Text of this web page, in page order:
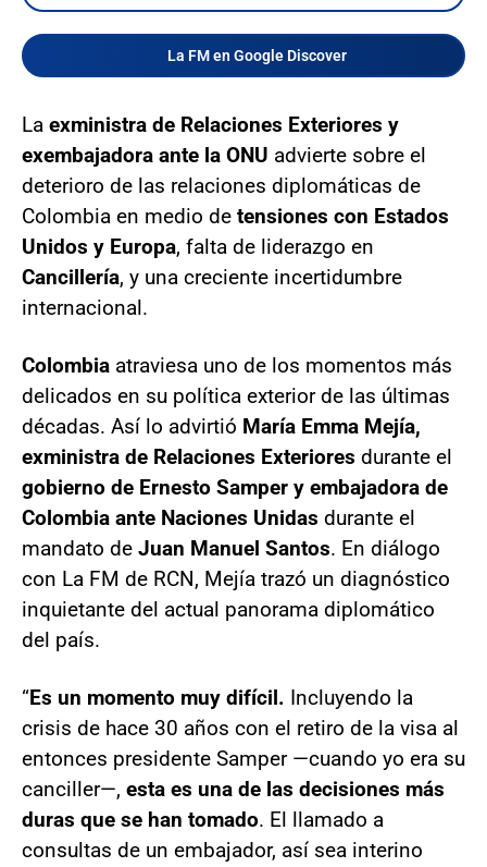
La FM en Google Discover
La exministra de Relaciones Exteriores y
exembajadora ante la ONU advierte sobre el
deterioro de las relaciones diplomáticas de
Colombia en medio de tensiones con Estados
Unidos y Europa, falta de liderazgo en
Cancillería, y una creciente incertidumbre
internacional.
Colombia atraviesa uno de los momentos más
delicados en su política exterior de las últimas
décadas. Así lo advirtió María Emma Mejía,
exministra de Relaciones Exteriores durante el
gobierno de Ernesto Samper y embajadora de
Colombia ante Naciones Unidas durante el
mandato de Juan Manuel Santos. En diálogo
con La FM de RCN, Mejía trazó un diagnóstico
inquietante del actual panorama diplomático
del país.
“Es un momento muy difícil. Incluyendo la
crisis de hace 30 años con el retiro de la visa al
entonces presidente Samper —cuando yo era su
canciller—, esta es una de las decisiones más
duras que se han tomado. El llamado a
consultas de un embajador, así sea interino